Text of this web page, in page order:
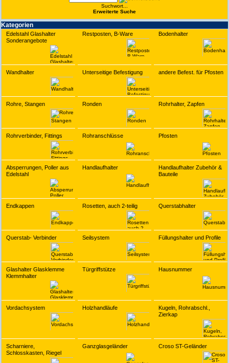
Suchwort...
Erwei­terte Suche
Kate­gorien
Edelstahl Glashalter
Sonderangebote
Restposten, B-Ware Bodenhalter
Wandhalter Unterseitige Befestigung andere Befest. für Pfosten
Rohre, Stangen Ronden Rohrhalter, Zapfen
Rohrverbinder, Fittings Rohranschlüsse Pfosten
Absperrungen, Poller aus
Edelstahl
Handlaufhalter
Handlaufhalter Zubehör &
Bauteile
Endkappen Rosetten, auch 2-teilig Querstabhalter
Querstab- Verbinder Seilsystem Füllungshalter und Profile
Glashalter Glasklemme
Klemmhalter
Türgriffstütze Hausnummer
Vordachsystem Holzhandläufe
Kugeln, Rohrabschl.,
Zierkap
Scharniere,
Schlosskasten, Riegel
Ganzglasgeländer Croso ST-Geländer